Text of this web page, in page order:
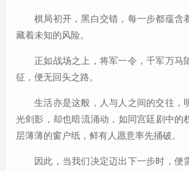
棋局初开，黑白交错，每一步都蕴含
藏着未知的风险。
正如战场之上，将军一令，千军万马
征，便无回头之路。
生活亦是这般，人与人之间的交往，
光剑影，却也暗流涌动，如同宫廷剧中的
层薄薄的窗户纸，鲜有人愿意率先捅破。
因此，当我们决定迈出下一步时，便